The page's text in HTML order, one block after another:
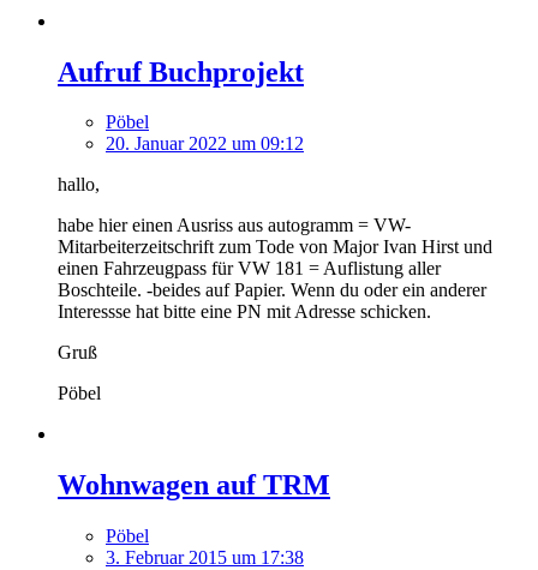
Aufruf Buchprojekt
Pöbel
20. Januar 2022 um 09:12
hallo,
habe hier einen Ausriss aus autogramm = VW-
Mitarbeiterzeitschrift zum Tode von Major Ivan Hirst und
einen Fahrzeugpass für VW 181 = Auflistung aller
Boschteile. -beides auf Papier. Wenn du oder ein anderer
Interessse hat bitte eine PN mit Adresse schicken.
Gruß
Pöbel
Wohnwagen auf TRM
Pöbel
3. Februar 2015 um 17:38